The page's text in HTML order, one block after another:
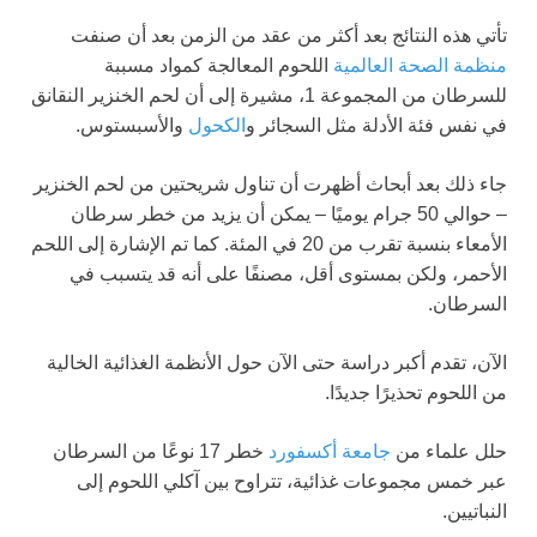
تأتي هذه النتائج بعد أكثر من عقد من الزمن بعد أن صنفت
منظمة الصحة العالمية اللحوم المعالجة كمواد مسببة
للسرطان من المجموعة 1، مشيرة إلى أن لحم الخنزير النقانق
في نفس فئة الأدلة مثل السجائر و الكحول والأسبستوس.
جاء ذلك بعد أبحاث أظهرت أن تناول شريحتين من لحم الخنزير
– حوالي 50 جرام يوميًا – يمكن أن يزيد من خطر سرطان
الأمعاء بنسبة تقرب من 20 في المئة. كما تم الإشارة إلى اللحم
الأحمر، ولكن بمستوى أقل، مصنفًا على أنه قد يتسبب في
السرطان.
الآن، تقدم أكبر دراسة حتى الآن حول الأنظمة الغذائية الخالية
من اللحوم تحذيرًا جديدًا.
حلل علماء من جامعة أكسفورد
خطر 17 نوعًا من السرطان
عبر خمس مجموعات غذائية، تتراوح بين آكلي اللحوم إلى
النباتيين.